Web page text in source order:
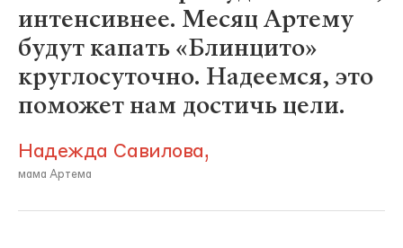
интенсивнее. Месяц Артему
будут капать «Блинцито»
круглосуточно. Надеемся, это
поможет нам достичь цели.
Надежда Савилова,
мама Артема